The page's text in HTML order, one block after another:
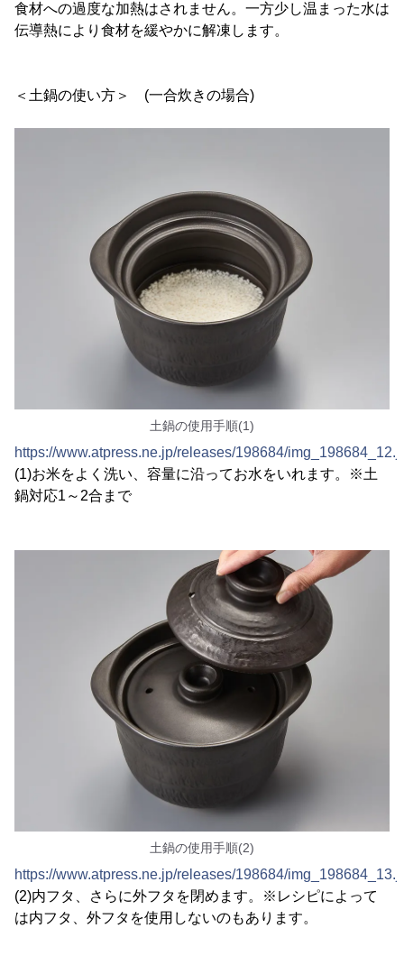
食材への過度な加熱はされません。一方少し温まった水は
伝導熱により食材を緩やかに解凍します。
＜土鍋の使い方＞ (一合炊きの場合)
土鍋の使用手順(1)
https://www.atpress.ne.jp/releases/198684/
(1)お米をよく洗い、容量に沿ってお水をいれます。※土
鍋対応1～2合まで
土鍋の使用手順(2)
https://www.atpress.ne.jp/releases/198684/
(2)内フタ、さらに外フタを閉めます。※レシピによって
は内フタ、外フタを使用しないのもあります。